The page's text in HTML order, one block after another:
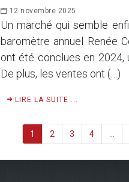
12 novembre 2025
Un marché qui semble
baromètre annuel Renée
ont été conclues en 2024,
De plus, les ventes ont (…)
LIRE LA SUITE ...
1 2 3 4 ...